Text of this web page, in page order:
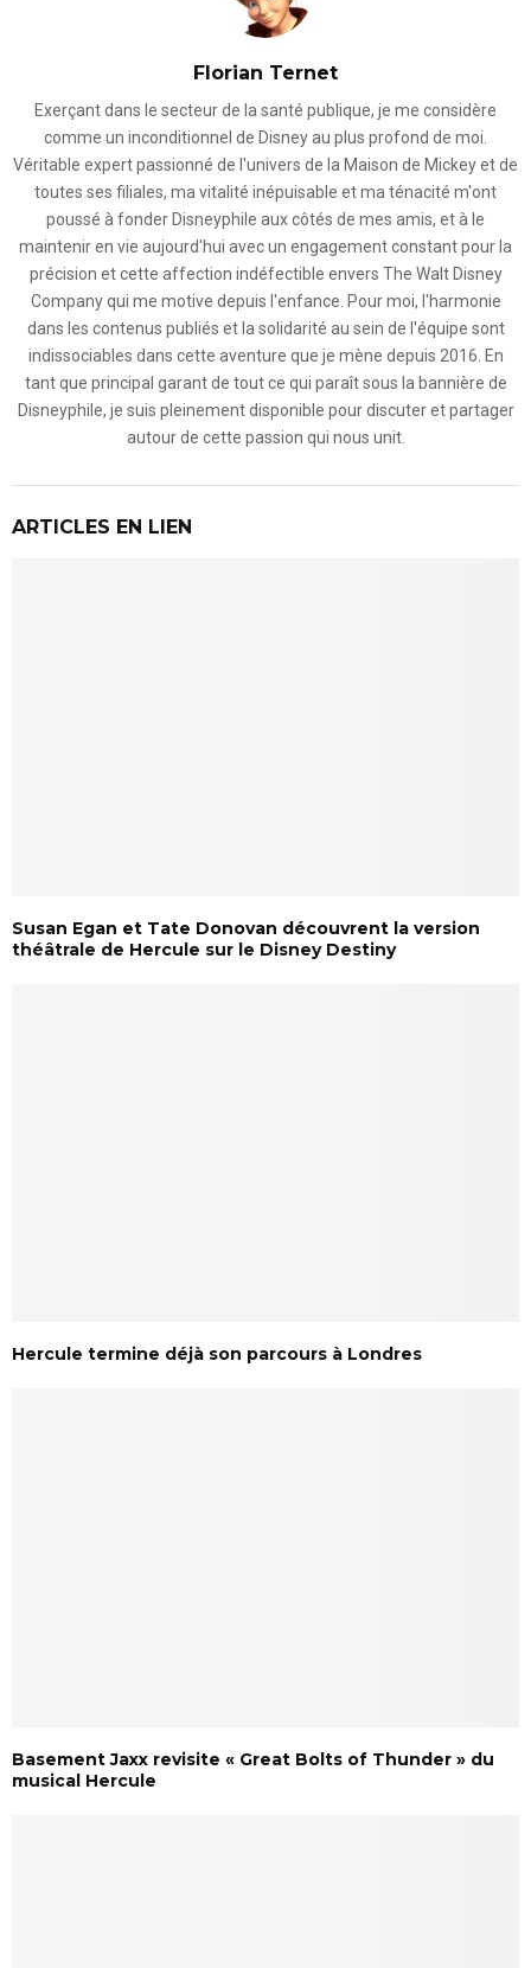
Florian Ternet
Exerçant dans le secteur de la santé publique, je me considère
comme un inconditionnel de Disney au plus profond de moi.
Véritable expert passionné de l'univers de la Maison de Mickey et de
toutes ses filiales, ma vitalité inépuisable et ma ténacité m'ont
poussé à fonder Disneyphile aux côtés de mes amis, et à le
maintenir en vie aujourd'hui avec un engagement constant pour la
précision et cette affection indéfectible envers The Walt Disney
Company qui me motive depuis l'enfance. Pour moi, l'harmonie
dans les contenus publiés et la solidarité au sein de l'équipe sont
indissociables dans cette aventure que je mène depuis 2016. En
tant que principal garant de tout ce qui paraît sous la bannière de
Disneyphile, je suis pleinement disponible pour discuter et partager
autour de cette passion qui nous unit.
ARTICLES EN LIEN
Susan Egan et Tate Donovan découvrent la version
théâtrale de Hercule sur le Disney Destiny
Hercule termine déjà son parcours à Londres
Basement Jaxx revisite « Great Bolts of Thunder » du
musical Hercule